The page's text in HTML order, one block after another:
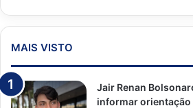
MAIS VISTO
Jair Renan
informar